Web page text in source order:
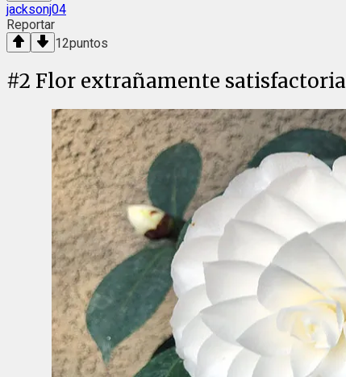
jacksonj04
Reportar
12puntos
#2 Flor extrañamente satisfactoria